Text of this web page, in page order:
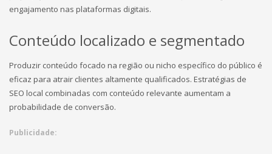
engajamento nas plataformas digitais.
Conteúdo localizado e segmentado
Produzir conteúdo focado na região ou nicho específico do público é
eficaz para atrair clientes altamente qualificados. Estratégias de
SEO local combinadas com conteúdo relevante aumentam a
probabilidade de conversão.
Publicidade: